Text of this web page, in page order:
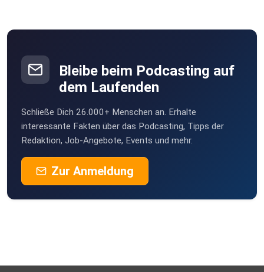
Bleibe beim Podcasting auf
dem Laufenden
Schließe Dich 26.000+ Menschen an. Erhalte
interessante Fakten über das Podcasting, Tipps der
Redaktion, Job-Angebote, Events und mehr.
Zur Anmeldung